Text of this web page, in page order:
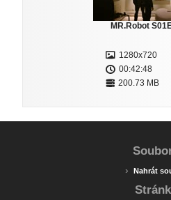
MR.Robot
1280x720
00:42:48
200.73 MB
› Nahrát